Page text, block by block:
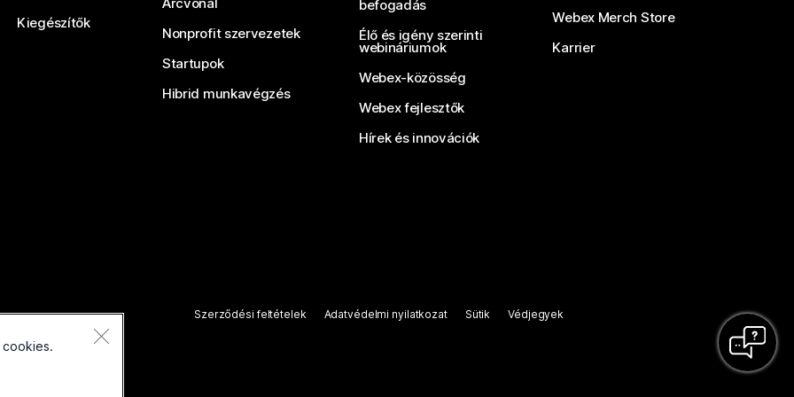
Kiegészítők
Nonprofit szervezetek
Startupok
Hibrid munkavégzés
befogadás
Élő és igény szerinti
webináriumok
Webex-közösség
Webex fejlesztők
Hírek és innovációk
Webex Merch Store
Karrier
Szerződési feltételek Adatvédelmi nyilatkozat Sütik Védjegyek